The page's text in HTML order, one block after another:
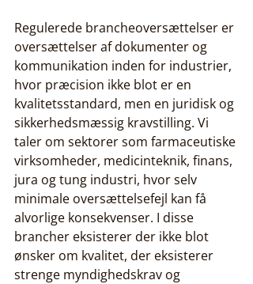
Regulerede brancheoversættelser er
oversættelser af dokumenter og
kommunikation inden for industrier,
hvor præcision ikke blot er en
kvalitetsstandard, men en juridisk og
sikkerhedsmæssig kravstilling. Vi
taler om sektorer som farmaceutiske
virksomheder, medicinteknik, finans,
jura og tung industri, hvor selv
minimale oversættelsefejl kan få
alvorlige konsekvenser. I disse
brancher eksisterer der ikke blot
ønsker om kvalitet, der eksisterer
strenge myndighedskrav og